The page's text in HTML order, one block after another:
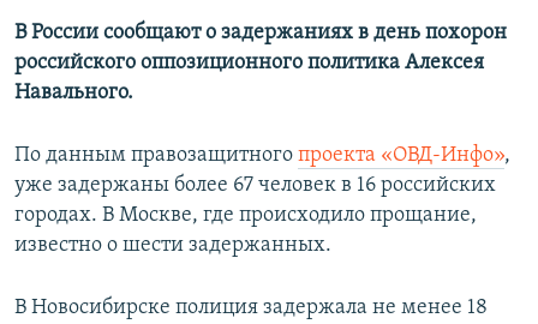
Вернутся
поиску
ИНТЕРАКТИВ
СОВЕТЫ ПРАВОЗАЩИТНИКОВ
ПРОПАВШИЕ БЕЗ ВЕСТИ
ПОБЕДИТЕЛЕЙ НЕ СУДЯТ?
КРЫМ.НЕПОКОРЕННЫЙ
РАДІО СВОБОДА
КАК ОБОЙТИ БЛОКИРОВКУ
Qırımtatar
ПРИСОЕДИНЯЙТЕСЬ!
В России сообщают о задержаниях в день похорон
российского оппозиционного политика Алексея
Навального.
По данным правозащитного проекта «ОВД-Инфо»,
уже задержаны более 67 человек в 16 российских
городах. В Москве, где происходило прощание,
известно о шести задержанных.
В Новосибирске полиция задержала не менее 18